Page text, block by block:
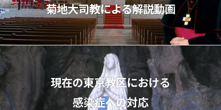
菊地⼤司教による解説動画
現在の東京教区における
感染症への対応